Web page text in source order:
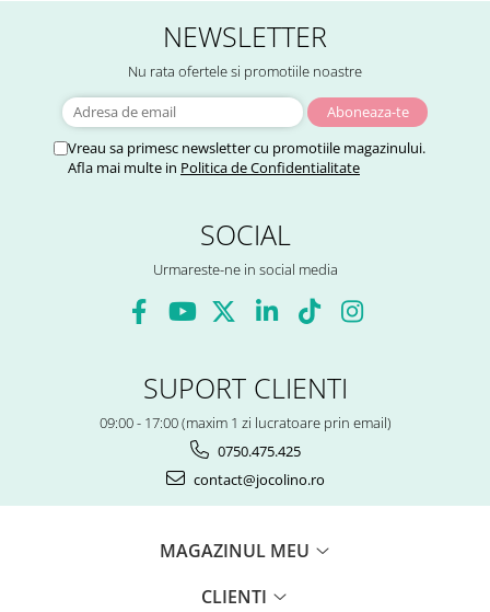
NEWSLETTER
Nu rata ofertele si promotiile noastre
Vreau sa primesc newsletter cu promotiile magazinului.
Afla mai multe in Politica de Confidentialitate
SOCIAL
Urmareste-ne in social media
SUPORT CLIENTI
09:00 - 17:00 (maxim 1 zi lucratoare prin email)
0750.475.425
contact@jocolino.ro
MAGAZINUL MEU
CLIENTI